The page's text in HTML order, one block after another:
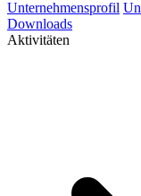
Unternehmensprofil
Downloads
Aktivitäten